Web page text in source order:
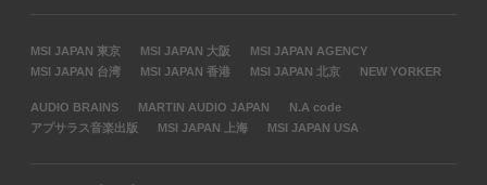
MSI JAPAN 東京 MSI JAPAN 大阪
MSI JAPAN AGENCY
MSI JAPAN 台湾
MSI JAPAN 香港 MSI JAPAN 北京 NEW YORKER
AUDIO BRAINS MARTIN AUDIO JAPAN
N.A code
アプサラス音楽出版
MSI JAPAN 上海 MSI JAPAN USA